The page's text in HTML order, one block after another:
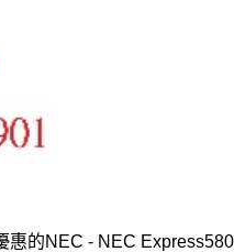
惠的NEC - NEC